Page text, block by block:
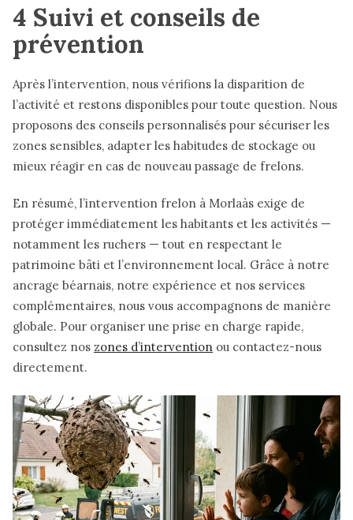
4 Suivi et conseils de
prévention
Après l’intervention, nous vérifions la disparition de
l’activité et restons disponibles pour toute question. Nous
proposons des conseils personnalisés pour sécuriser les
zones sensibles, adapter les habitudes de stockage ou
mieux réagir en cas de nouveau passage de frelons.
En résumé, l’intervention frelon à Morlaàs exige de
protéger immédiatement les habitants et les activités —
notamment les ruchers — tout en respectant le
patrimoine bâti et l’environnement local. Grâce à notre
ancrage béarnais, notre expérience et nos services
complémentaires, nous vous accompagnons de manière
globale. Pour organiser une prise en charge rapide,
consultez nos zones d’intervention ou contactez-nous
directement.